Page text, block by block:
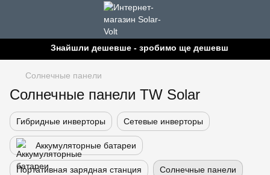
Знайшли дешевше - зробимо ще дешевше!
Солнечные панели
Солнечные панели TW Solar
Гибридные инверторы Сетевые инверторы
Аккумуляторные батареи
Портативная зарядная станция Солнечные панели